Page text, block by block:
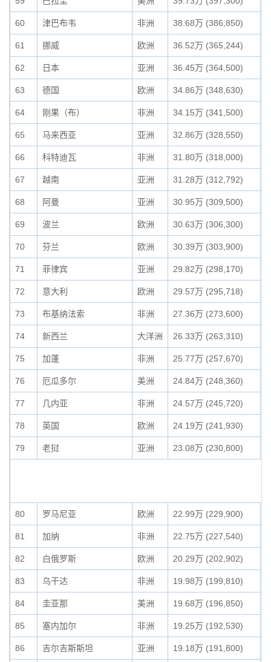
60 津巴布韦 非洲 38.68万 (386,850)
61 挪威 欧洲 36.52万 (365,244)
62 日本 亚洲 36.45万 (364,500)
63 德国 欧洲 34.86万 (348,630)
64 刚果（布） 非洲 34.15万 (341,500)
65 马来西亚 亚洲 32.86万 (328,550)
66 科特迪瓦 非洲 31.80万 (318,000)
67 越南 亚洲 31.28万 (312,792)
68 阿曼 亚洲 30.95万 (309,500)
69 波兰 欧洲 30.63万 (306,300)
70 芬兰 欧洲 30.39万 (303,900)
71 菲律宾 亚洲 29.82万 (298,170)
72 意大利 欧洲 29.57万 (295,718)
73 布基纳法索 非洲 27.36万 (273,600)
74 新西兰 大洋洲 26.33万 (263,310)
75 加蓬 非洲 25.77万 (257,670)
76 厄瓜多尔 美洲 24.84万 (248,360)
77 几内亚 非洲 24.57万 (245,720)
78 英国 欧洲 24.19万 (241,930)
79 老挝 亚洲 23.08万 (230,800)
80 罗马尼亚 欧洲 22.99万 (229,900)
81 加纳 非洲 22.75万 (227,540)
82 白俄罗斯 欧洲 20.29万 (202,902)
83 乌干达 非洲 19.98万 (199,810)
84 圭亚那 美洲 19.68万 (196,850)
85 塞内加尔 非洲 19.25万 (192,530)
86 吉尔吉斯斯坦 亚洲 19.18万 (191,800)